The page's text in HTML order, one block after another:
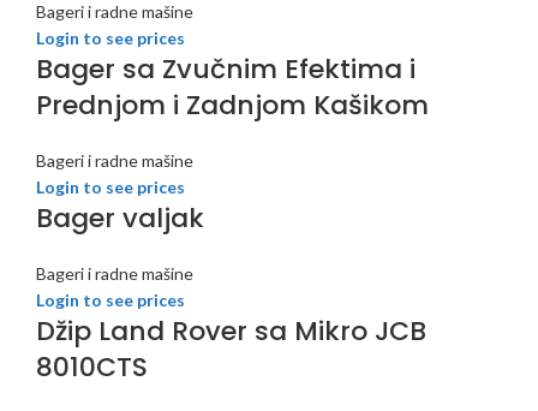
Bageri i radne mašine
Login to see prices
Bager sa Zvučnim Efektima i
Prednjom i Zadnjom Kašikom
Bageri i radne mašine
Login to see prices
Bager valjak
Bageri i radne mašine
Login to see prices
Džip Land Rover sa Mikro JCB
8010CTS